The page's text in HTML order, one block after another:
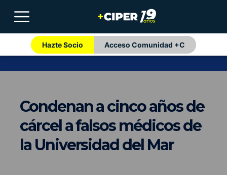
Hazte Socio Acceso Comunidad +C
Condenan a cinco años de
cárcel a falsos médicos de
la Universidad del Mar